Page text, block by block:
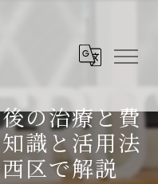
の治療と費
識と活用法
区で解説